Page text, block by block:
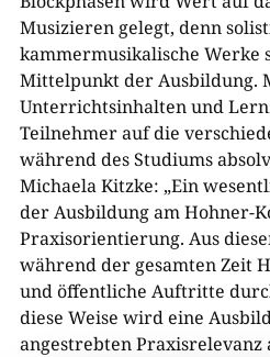
Musizieren gelegt, denn
kammermusikalische Werke
Mittelpunkt der Ausbildung.
Unterrichtsinhalten und
Teilnehmer auf die
während des Studiums
Michaela Kitzke: „Ein
der Ausbildung am Hohner-
Praxis­orientierung. Aus
während der gesamten Zeit
und öffentliche Auftritte
diese Weise wird eine
angestrebten Praxisrelevanz